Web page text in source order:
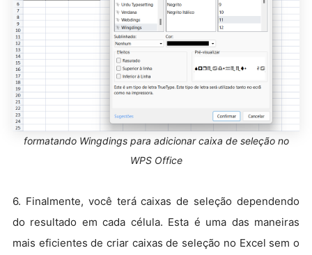
formatando Wingdings para adicionar caixa de seleção no
WPS Office
6. Finalmente, você terá caixas de seleção dependendo
do resultado em cada célula. Esta é uma das maneiras
mais eficientes de criar caixas de seleção no Excel sem o